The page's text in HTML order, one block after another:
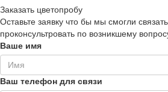
Заказать цветопробу
Оставьте заявку что бы мы смогли
проконсультровать по возникшему
Ваше имя
Ваш телефон для связи